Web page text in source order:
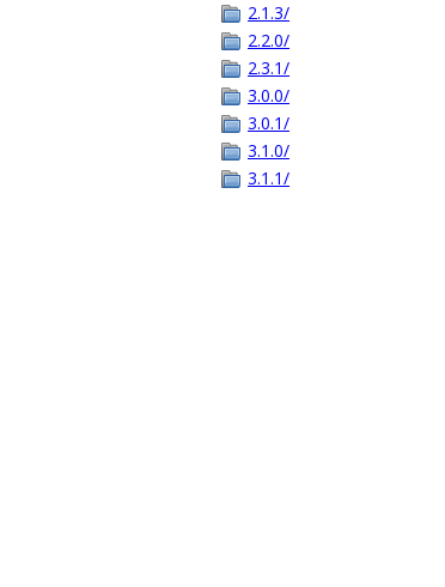
2.1.3/
2.2.0/
2.3.1/
3.0.0/
3.0.1/
3.1.0/
3.1.1/